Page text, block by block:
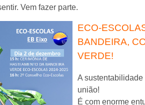
Vem fazer parte.
ECO-
BANDEIRA,
VERDE!
A
união!
É com enorme